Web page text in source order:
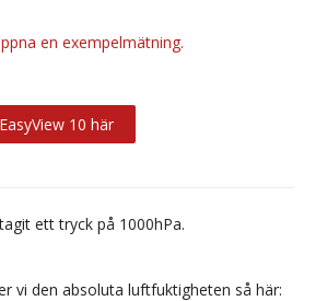
en exempelmätning.
10 här
ett tryck på 1000hPa.
vi den absoluta luftfuktigheten så här: